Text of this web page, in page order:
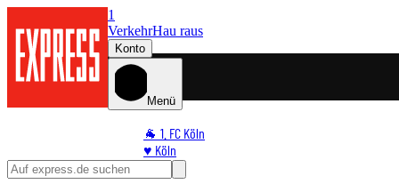
1
VerkehrHau raus
Konto
Menü
🐐 1. FC Köln
♥️ Köln
⭐ Promi